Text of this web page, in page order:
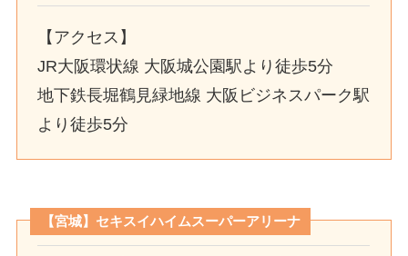
【アクセス】
JR大阪環状線 大阪城公園駅より徒歩5分
地下鉄長堀鶴見緑地線 大阪ビジネスパーク駅
より徒歩5分
【宮城】セキスイハイムスーパーアリーナ